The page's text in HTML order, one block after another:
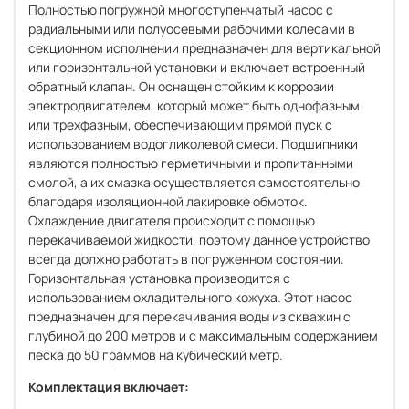
Полностью погружной многоступенчатый насос с
радиальными или полуосевыми рабочими колесами в
секционном исполнении предназначен для вертикальной
или горизонтальной установки и включает встроенный
обратный клапан. Он оснащен стойким к коррозии
электродвигателем, который может быть однофазным
или трехфазным, обеспечивающим прямой пуск с
использованием водогликолевой смеси. Подшипники
являются полностью герметичными и пропитанными
смолой, а их смазка осуществляется самостоятельно
благодаря изоляционной лакировке обмоток.
Охлаждение двигателя происходит с помощью
перекачиваемой жидкости, поэтому данное устройство
всегда должно работать в погруженном состоянии.
Горизонтальная установка производится с
использованием охладительного кожуха. Этот насос
предназначен для перекачивания воды из скважин с
глубиной до 200 метров и с максимальным содержанием
песка до 50 граммов на кубический метр.
Комплектация включает: